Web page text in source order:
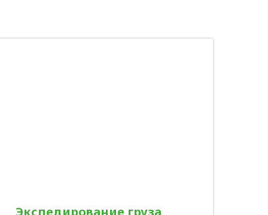
Экспедирование груза